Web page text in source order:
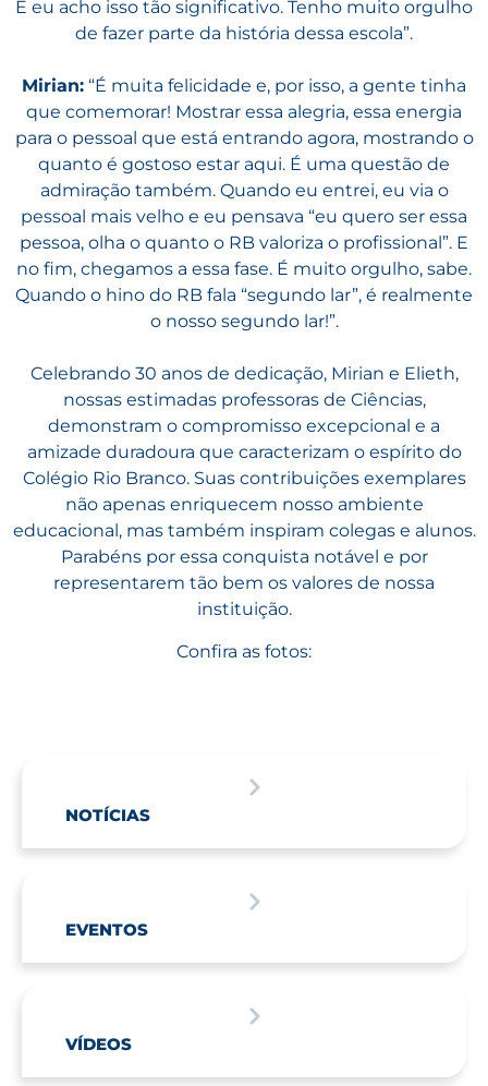
E eu acho isso tão significativo. Tenho muito orgulho
de fazer parte da história dessa escola”.
Mirian: “É muita felicidade e, por isso, a gente tinha
que comemorar! Mostrar essa alegria, essa energia
para o pessoal que está entrando agora, mostrando o
quanto é gostoso estar aqui. É uma questão de
admiração também. Quando eu entrei, eu via o
pessoal mais velho e eu pensava “eu quero ser essa
pessoa, olha o quanto o RB valoriza o profissional”. E
no fim, chegamos a essa fase. É muito orgulho, sabe.
Quando o hino do RB fala “segundo lar”, é realmente
o nosso segundo lar!”.
Celebrando 30 anos de dedicação, Mirian e Elieth,
nossas estimadas professoras de Ciências,
demonstram o compromisso excepcional e a
amizade duradoura que caracterizam o espírito do
Colégio Rio Branco. Suas contribuições exemplares
não apenas enriquecem nosso ambiente
educacional, mas também inspiram colegas e alunos.
Parabéns por essa conquista notável e por
representarem tão bem os valores de nossa
instituição.
Confira as fotos:
NOTÍCIAS
EVENTOS
VÍDEOS